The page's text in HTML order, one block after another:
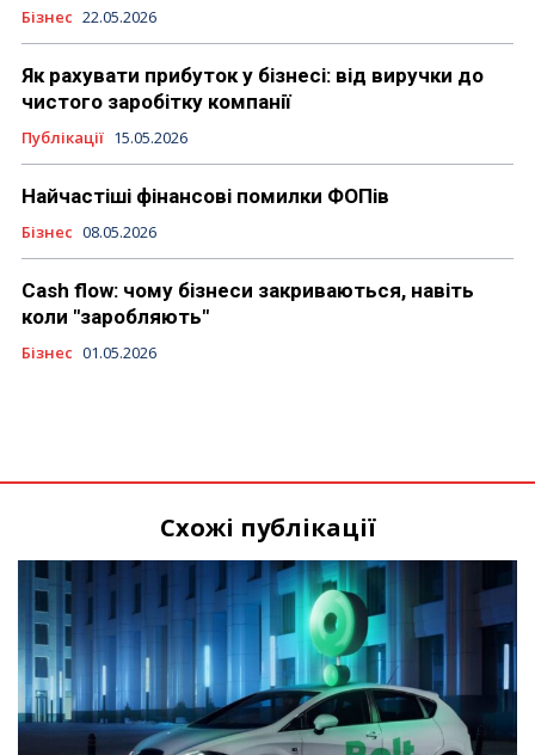
Бізнес 22.05.2026
Як рахувати прибуток у бізнесі: від виручки до
чистого заробітку компанії
Публікації 15.05.2026
Найчастіші фінансові помилки ФОПів
Бізнес 08.05.2026
Cash flow: чому бізнеси закриваються, навіть
коли "заробляють"
Бізнес 01.05.2026
Схожі публікації